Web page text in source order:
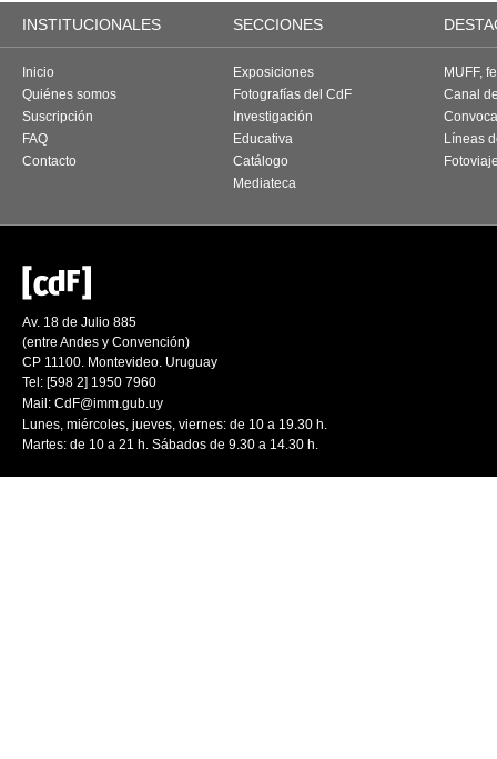
INSTITUCIONALES SECCIONES
Inicio
Quiénes somos
Suscripción
FAQ
Contacto
Exposiciones
Fotografías del CdF
Investigación
Educativa
Catálogo
Mediateca
MUFF,
Canal
Líneas
Av. 18 de Julio 885
(entre Andes y Convención)
CP 11100. Montevideo. Uruguay
Tel: [598 2] 1950 7960
Mail: CdF@imm.gub.uy
Lunes, miércoles, jueves, viernes: de 10 a 19.30 h.
Martes: de 10 a 21 h. Sábados de 9.30 a 14.30 h.